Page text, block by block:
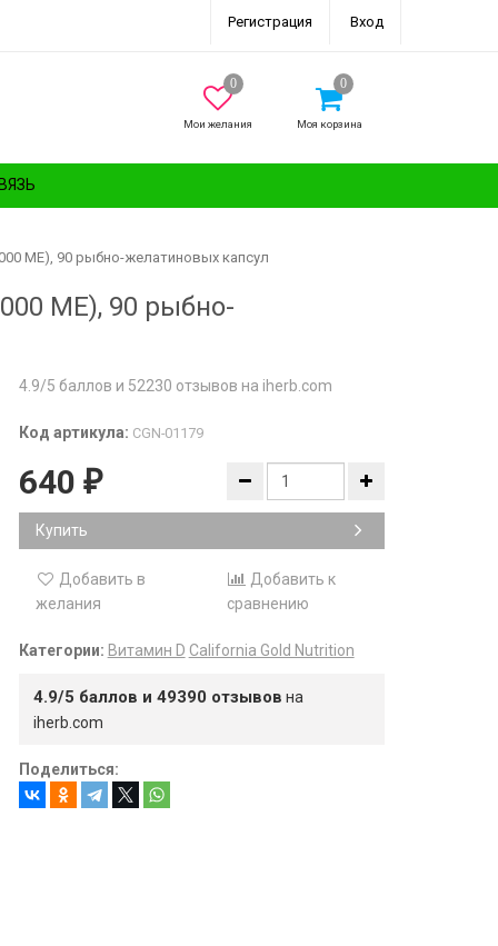
Регистрация Вход
Мои желания Моя корзина
МЕ), 90 рыбно-желатиновых капсул
МЕ), 90 рыбно-
4.9/5 баллов и 52230 отзывов на iherb.com
Код артикула: CGN-01179
640 ₽
Купить
Добавить в
желания
Добавить к
сравнению
Категории: Витамин D California Gold Nutrition
4.9/5 баллов и 49390 отзывов на
iherb.com
Поделиться: